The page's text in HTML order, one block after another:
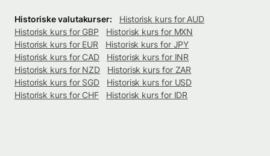
Historiske valutakurser:
Historisk kurs for AUD
Historisk kurs for GBP
Historisk kurs for MXN
Historisk kurs for EUR
Historisk kurs for JPY
Historisk kurs for CAD
Historisk kurs for INR
Historisk kurs for NZD
Historisk kurs for ZAR
Historisk kurs for SGD
Historisk kurs for USD
Historisk kurs for CHF
Historisk kurs for IDR